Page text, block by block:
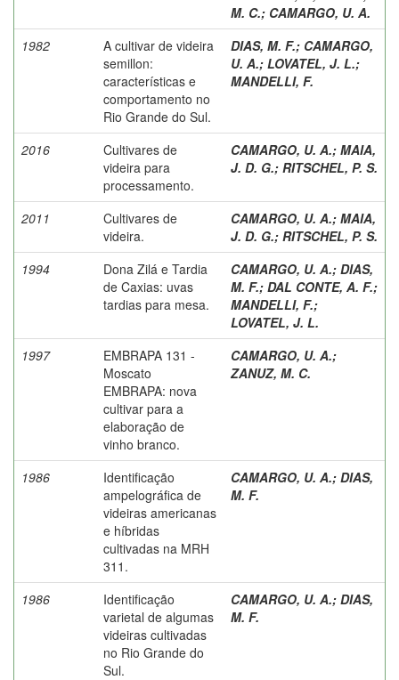
M. C.; CAMARGO, U. A.
1982
A cultivar de videira
semillon:
características e
comportamento no
Rio Grande do Sul.
DIAS, M. F.; CAMARGO,
U. A.; LOVATEL, J. L.;
MANDELLI, F.
2016
Cultivares de
videira para
processamento.
CAMARGO, U. A.; MAIA,
J. D. G.; RITSCHEL, P. S.
2011
Cultivares de
videira.
CAMARGO, U. A.; MAIA,
J. D. G.; RITSCHEL, P. S.
1994
Dona Zilá e Tardia
de Caxias: uvas
tardias para mesa.
CAMARGO, U. A.; DIAS,
M. F.; DAL CONTE, A. F.;
MANDELLI, F.;
LOVATEL, J. L.
1997
EMBRAPA 131 -
Moscato
EMBRAPA: nova
cultivar para a
elaboração de
vinho branco.
CAMARGO, U. A.;
ZANUZ, M. C.
1986
Identificação
ampelográfica de
videiras americanas
e híbridas
cultivadas na MRH
311.
CAMARGO, U. A.; DIAS,
M. F.
1986
Identificação
varietal de algumas
videiras cultivadas
no Rio Grande do
Sul.
CAMARGO, U. A.; DIAS,
M. F.